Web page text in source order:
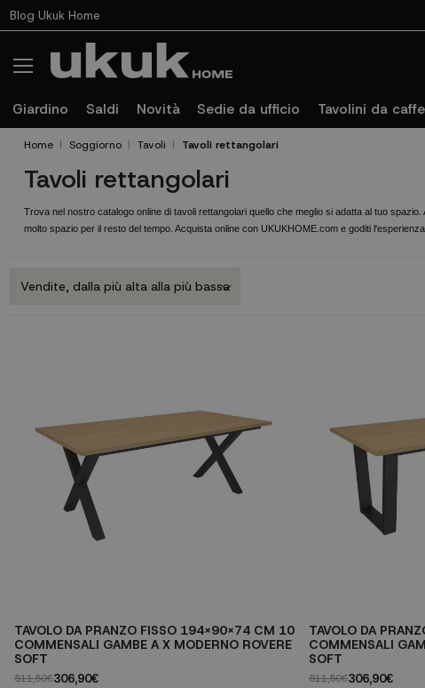
Blog Ukuk Home
Giardino Saldi Novità Sedie da ufficio Tavolini da
Home Soggiorno Tavoli Tavoli rettangolari
Tavoli rettangolari
Trova nel nostro catalogo online di tavoli rettangolari quello che meglio si adatta al tuo
molto spazio per il resto del tempo. Acquista online con UKUKHOME.com e goditi
TAVOLO DA PRANZO FISSO 194X90X74 CM 10
COMMENSALI GAMBE A X MODERNO ROVERE
SOFT
511,50€306,90€
TAVOLO DA
COMMENSALI
SOFT
511,50€306,90€